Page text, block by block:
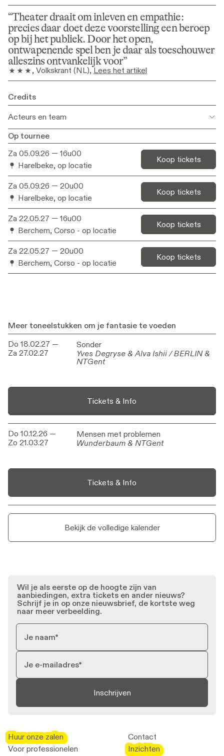
Theater draait om inleven en empathie:
precies daar doet deze voorstelling een beroep
op bij het publiek. Door het open,
ontwapenende spel ben je daar als toeschouwer
alleszins ontvankelijk voor
, Volkskrant (NL), Lees het artikel
Credits
Acteurs en team
Met
Armin Mola & Arber Aliaj
Tekst
Lara Staal, Armin Mola, Arber Aliaj,
Joram Kunde Boumkwo
Regie
Lara Staal
Muziekontwerp
Joram Kunde Boumkwo
Decorontwerp
Philippe Van de Velde
Kostuums
Marij De Brabandere
Productie
NTGent
Op tournee
Za 05.09.26 — 16u00
Harelbeke, op locatie
Koop tickets
Za 05.09.26 — 20u00
Harelbeke, op locatie
Koop tickets
Za 22.05.27 — 16u00
Berchem, Corso - op locatie
Koop tickets
Za 22.05.27 — 20u00
Berchem, Corso - op locatie
Koop tickets
Meer toneelstukken om je fantasie te voeden
Do 18.02.27 —
Za 27.02.27
Sonder
Sonder
Yves Degryse & Alva Ishii / BERLIN &
NTGent
Yves Degryse & Alva Ishii / BERLIN &
NTGent
Tickets & Info
Do 10.12.26 —
Zo 21.03.27
Mensen met problemen
Mensen met problemen
Wunderbaum & NTGent
Wunderbaum & NTGent
Tickets & Info
Bekijk de volledige kalender
Wil je als eerste op de hoogte zijn van
aanbiedingen, extra tickets en ander nieuws?
Schrijf je in op onze nieuwsbrief, de kortste weg
naar meer verbeelding.
Inschrijven
Huur onze zalen
Huur onze zalen
Contact
Voor professionelen
Inzichten
Inzichten